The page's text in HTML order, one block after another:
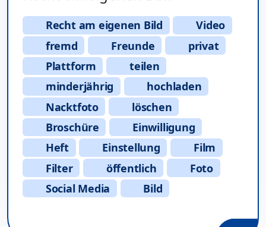
Recht am eigenen Bild
Video
fremd
Freunde
privat
Plattform
teilen
minderjährig
hochladen
Nacktfoto
löschen
Broschüre
Einwilligung
Heft
Einstellung
Film
Filter
öffentlich
Foto
Social Media
Bild